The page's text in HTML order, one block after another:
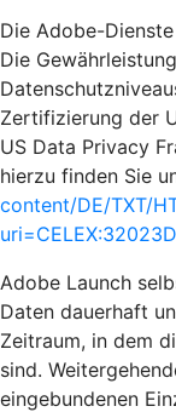
Die Adobe-
Die
Zertifizierung der
US Data Privacy
hierzu finden Sie
content/DE/TXT/
Adobe Launch
Daten dauerhaft
Zeitraum, in dem
sind.
eingebundenen